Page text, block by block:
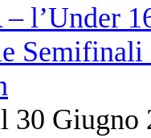
l’Under
30 Giugno